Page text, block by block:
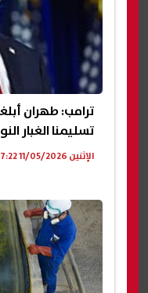
ترامب: طهران
تسليمنا الغبار
الإثنين 11/05/2026 07:22 م